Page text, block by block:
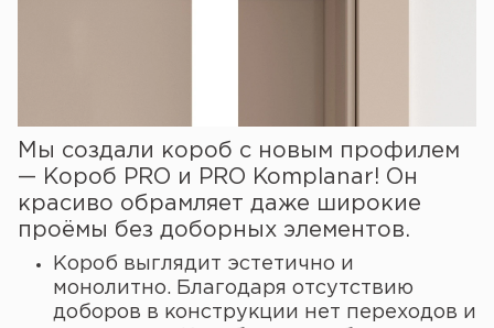
Мы создали короб с новым профилем
— Короб PRO и PRO Komplanar! Он
красиво обрамляет даже широкие
проёмы без доборных элементов.
Короб выглядит эстетично и
монолитно. Благодаря отсутствию
доборов в конструкции нет переходов и